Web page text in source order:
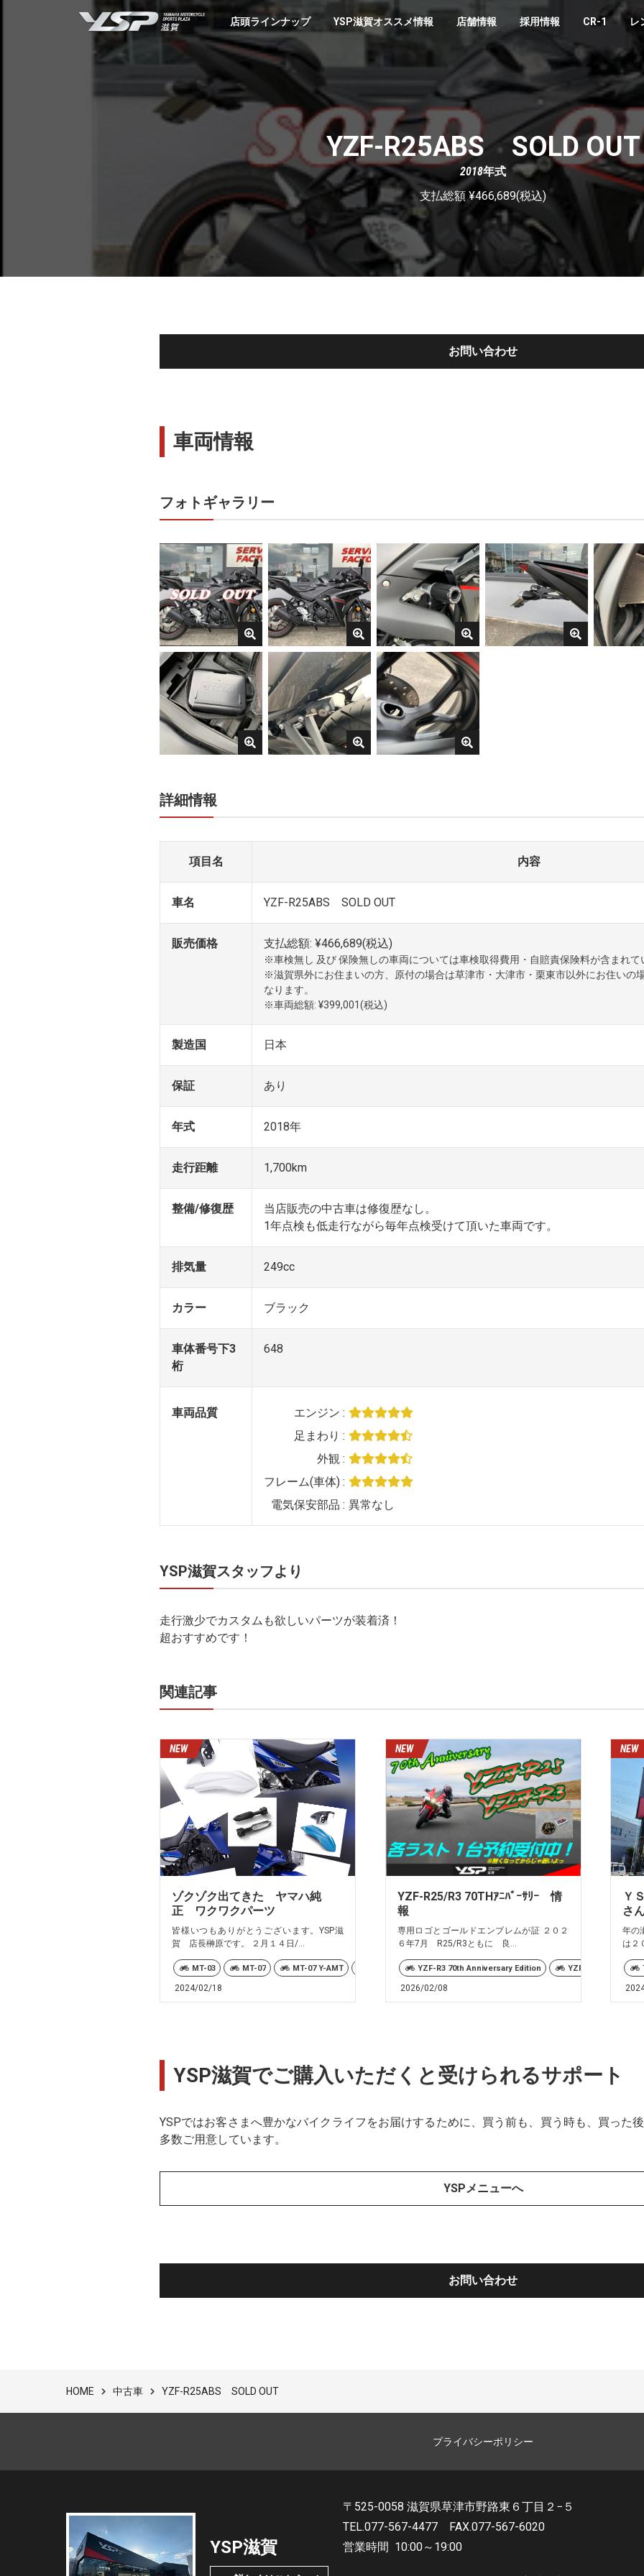
YSP滋賀店頭ラインナップ YSP滋賀オススメ情報 店舗情報 採用情報 CR-1 レ
YZF-R25ABS SOLD OUT
2018年式
支払総額 ¥466,689(税込)
お問い合わせ
車両情報
フォトギャラリー
詳細情報
項目名 内容
車名 YZF-R25ABS SOLD OUT
販売価格 支払総額: ¥466,689(税込)
※車検無し 及び 保険無しの車両については車検取得費用・自賠責保険料が含まれて
※滋賀県外にお住まいの方、原付の場合は草津市・大津市・栗東市以外にお住いの
なります。
※車両総額: ¥399,001(税込)
製造国 日本
保証 あり
年式 2018年
走行距離 1,700km
整備/修復歴
当店販売の中古車は修復歴なし。
1年点検も低走行ながら毎年点検受けて頂いた車両です。
排気量 249cc
カラー ブラック
車体番号下3
桁
648
車両品質
エンジン
足まわり
外観
フレーム(車体)
電気保安部品
異常なし
YSP滋賀スタッフより
走行激少でカスタムも欲しいパーツが装着済！
超おすすめです！
関連記事
ゾクゾク出てきた ヤマハ純
正 ワクワクパーツ
皆様いつもありがとうございます。YSP滋
賀 店長榊原です。 ２月１４日/...
MT-03 MT-07 MT-07 Y-AMT MT-09 Y-AMT MT-10 MT-25
2024/02/18
YZF-R25/R3 70THｱﾆﾊﾞｰｻﾘｰ 情
報
専用ロゴとゴールドエンブレムが証 ２０２
６年7月 R25/R3ともに 良...
YZF-R3 70th Anniversary Edition YZF-R25 70th
2026/02/08
Ｙ
さ
年の
は２
YSP滋賀でご購入いただくと受けられるサポート
YSPではお客さまへ豊かなバイクライフをお届けするために、買う前も、買う時も、買った
多数ご用意しています。
YSPメニューへ
お問い合わせ
HOME 中古車 YZF-R25ABS SOLD OUT
プライバシーポリシー
YSP滋賀
〒525-0058 滋賀県草津市野路東６丁目２−５
TEL.077-567-4477
FAX.077-567-6020
営業時間 10:00～19:00